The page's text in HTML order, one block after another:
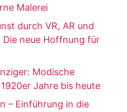
Malerei
durch VR, AR und
Die neue Hoffnung für
Modische
Jahre bis heute
– Einführung in die